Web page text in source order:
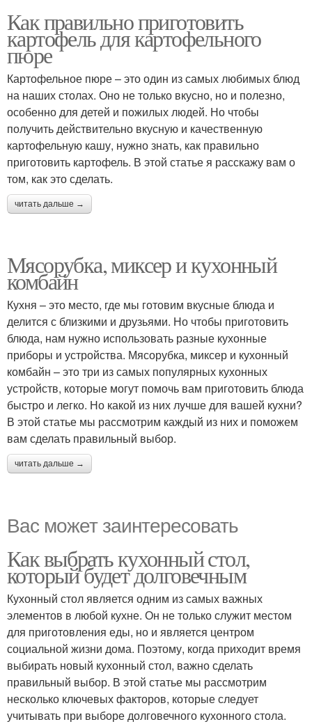
Как правильно приготовить
картофель для картофельного
пюре
Картофельное пюре – это один из самых любимых блюд
на наших столах. Оно не только вкусно, но и полезно,
особенно для детей и пожилых людей. Но чтобы
получить действительно вкусную и качественную
картофельную кашу, нужно знать, как правильно
приготовить картофель. В этой статье я расскажу вам о
том, как это сделать.
читать дальше →
Мясорубка, миксер и кухонный
комбайн
Кухня – это место, где мы готовим вкусные блюда и
делится с близкими и друзьями. Но чтобы приготовить
блюда, нам нужно использовать разные кухонные
приборы и устройства. Мясорубка, миксер и кухонный
комбайн – это три из самых популярных кухонных
устройств, которые могут помочь вам приготовить блюда
быстро и легко. Но какой из них лучше для вашей кухни?
В этой статье мы рассмотрим каждый из них и поможем
вам сделать правильный выбор.
читать дальше →
Вас может заинтересовать
Как выбрать кухонный стол,
который будет долговечным
Кухонный стол является одним из самых важных
элементов в любой кухне. Он не только служит местом
для приготовления еды, но и является центром
социальной жизни дома. Поэтому, когда приходит время
выбирать новый кухонный стол, важно сделать
правильный выбор. В этой статье мы рассмотрим
несколько ключевых факторов, которые следует
учитывать при выборе долговечного кухонного стола.